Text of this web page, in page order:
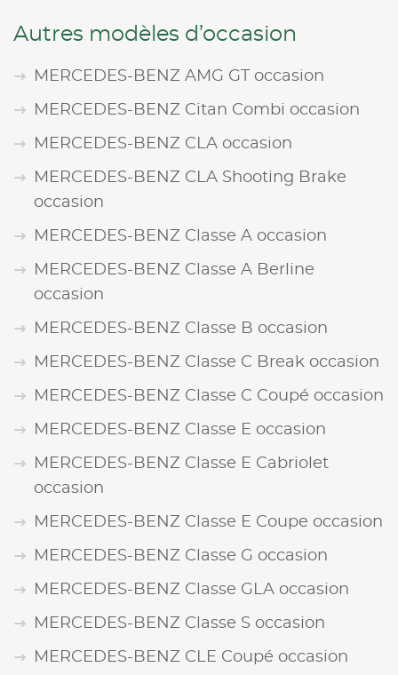
Autres modèles d’occasion
MERCEDES-BENZ AMG GT occasion
MERCEDES-BENZ Citan Combi occasion
MERCEDES-BENZ CLA occasion
MERCEDES-BENZ CLA Shooting Brake
occasion
MERCEDES-BENZ Classe A occasion
MERCEDES-BENZ Classe A Berline
occasion
MERCEDES-BENZ Classe B occasion
MERCEDES-BENZ Classe C Break occasion
MERCEDES-BENZ Classe C Coupé occasion
MERCEDES-BENZ Classe E occasion
MERCEDES-BENZ Classe E Cabriolet
occasion
MERCEDES-BENZ Classe E Coupe occasion
MERCEDES-BENZ Classe G occasion
MERCEDES-BENZ Classe GLA occasion
MERCEDES-BENZ Classe S occasion
MERCEDES-BENZ CLE Coupé occasion